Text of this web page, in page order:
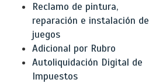
Reclamo de pintura,
reparación e instalación de
juegos
Adicional por Rubro
Autoliquidación Digital de
Impuestos